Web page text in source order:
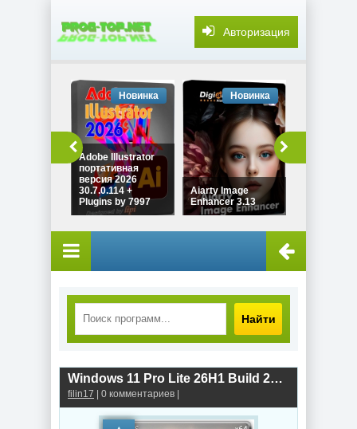
Авторизация
Adobe Illustrator
портативная
версия 2026
30.7.0.114 +
Plugins by 7997
Новинка
Aiarty Image
Enhancer 3.13
Новинка
Найти
Windows 11 Pro Lite 26H1 Build 28000.2113
filin17 | 0 комментариев |